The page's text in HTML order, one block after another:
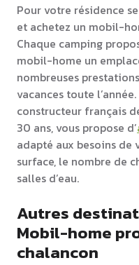
Pour votre résidence
et achetez un mobil-
Chaque camping
mobil-home un
nombreuses
vacances toute
constructeur français
30 ans, vous propose d’
adapté aux besoins de
surface, le nombre de
salles d’eau.
Autres
Mobil-home
chalancon